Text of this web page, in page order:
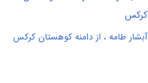
آبشار طامه ،‌ از دامنه کوهستان کرکس